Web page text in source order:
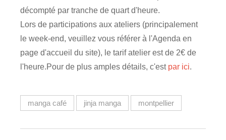
décompté par tranche de quart d'heure.
Lors de participations aux ateliers (principalement
le week-end, veuillez vous référer à l'Agenda en
page d'accueil du site), le tarif atelier est de 2€ de
l'heure.Pour de plus amples détails, c'est par ici.
manga café jinja manga montpellier